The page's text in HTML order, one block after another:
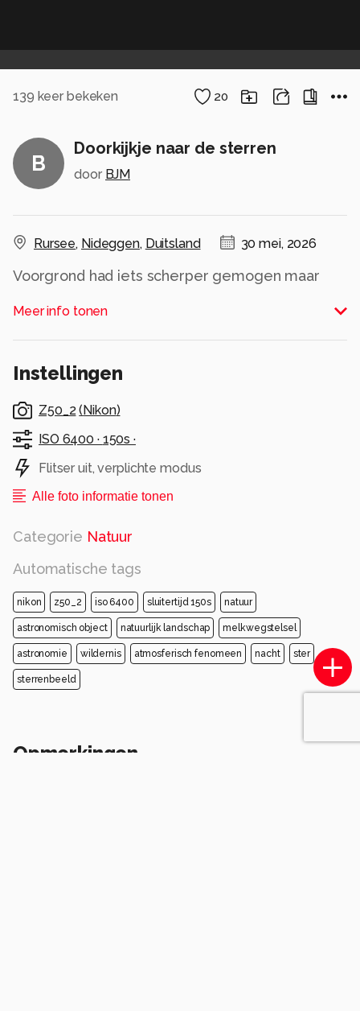
139 keer bekeken 20
B
Doorkijkje naar de sterren
door BJM
Rursee, Nideggen, Duitsland 30 mei, 2026
Voorgrond had iets scherper gemogen maar
Meer info tonen
Instellingen
Z50_2 (Nikon)
ISO 6400 · 150s ·
Flitser uit, verplichte modus
Alle foto informatie tonen
Categorie Natuur
Automatische tags
nikon z50_2 iso 6400 sluitertijd 150s natuur
astronomisch object natuurlijk landschap melkwegstelsel
astronomie wildernis atmosferisch fenomeen nacht ster
sterrenbeeld
Opmerkingen